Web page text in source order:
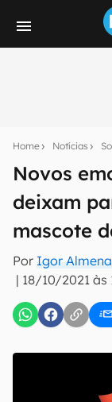
Home Notícias
Novos
deixam
mascote
Por Igor
| 18/10/2021 às
notícias e
E-mail
Confirmo
Uso e